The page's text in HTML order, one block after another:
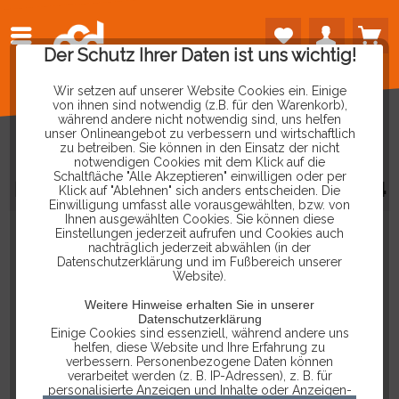
Der Schutz Ihrer Daten ist uns wichtig!
Wir setzen auf unserer Website Cookies ein. Einige
von ihnen sind notwendig (z.B. für den Warenkorb),
während andere nicht notwendig sind, uns helfen
unser Onlineangebot zu verbessern und wirtschaftlich
zu betreiben. Sie können in den Einsatz der nicht
notwendigen Cookies mit dem Klick auf die
Schaltfläche "Alle Akzeptieren" einwilligen oder per
Klick auf "Ablehnen" sich anders entscheiden. Die
Einwilligung umfasst alle vorausgewählten, bzw. von
Ihnen ausgewählten Cookies. Sie können diese
Einstellungen jederzeit aufrufen und Cookies auch
nachträglich jederzeit abwählen (in der
Datenschutzerklärung und im Fußbereich unserer
Website).
Weitere Hinweise erhalten Sie in unserer
Datenschutzerklärung
Einige Cookies sind essenziell, während andere uns
helfen, diese Website und Ihre Erfahrung zu
verbessern. Personenbezogene Daten können
verarbeitet werden (z. B. IP-Adressen), z. B. für
personalisierte Anzeigen und Inhalte oder Anzeigen-
MULTIMETER PRÜFSPITZEN SS-024